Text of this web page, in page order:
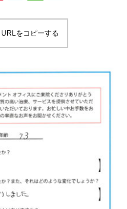
をコピーする